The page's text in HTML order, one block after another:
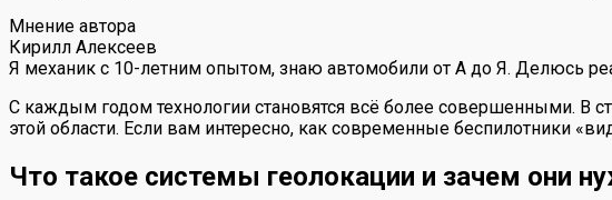
Мнение автора
Кирилл Алексеев
Я механик с 10-летним опытом, знаю автомобили от А до Я. Делюсь
С каждым годом технологии становятся всё более совершенными. В
этой области. Если вам интересно, как современные беспилотники
Что такое системы геолокации и зачем они